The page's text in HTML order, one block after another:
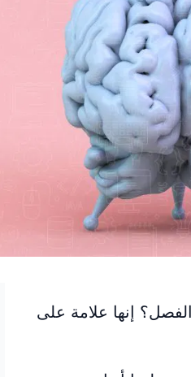
إنها علامة على